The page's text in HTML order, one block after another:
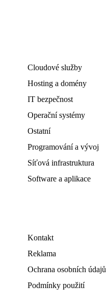
Cloudové služby
Hosting a domény
IT bezpečnost
Operační systémy
Ostatní
Programování a vývoj
Síťová infrastruktura
Software a aplikace
Kontakt
Reklama
Ochrana osobních údajů
Podmínky použití